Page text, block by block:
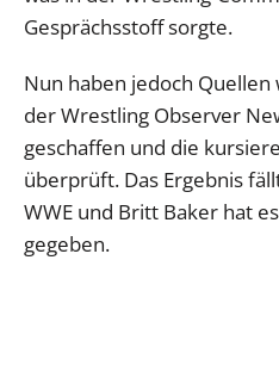
Gesprächsstoff sorgte.
Nun haben jedoch Quellen
der Wrestling Observer
geschaffen und die
überprüft. Das Ergebnis
WWE und Britt Baker hat
gegeben.